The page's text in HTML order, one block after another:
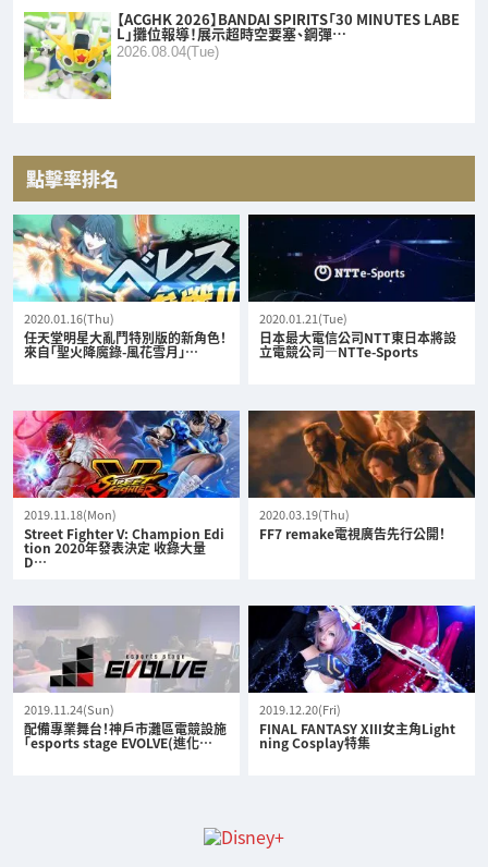
【ACGHK 2026】BANDAI SPIRITS「30 MINUTES LABE
L」攤位報導！展示超時空要塞、鋼彈…
2026.08.04(Tue)
點擊率排名
2020.01.16(Thu)
任天堂明星大亂鬥特別版的新角色！
來自「聖火降魔錄-風花雪月」…
2020.01.21(Tue)
日本最大電信公司NTT東日本將設
立電競公司—NTTe-Sports
2019.11.18(Mon)
Street Fighter V: Champion Edi
tion 2020年發表決定 收錄大量
D…
2020.03.19(Thu)
FF7 remake電視廣告先行公開！
2019.11.24(Sun)
配備專業舞台！神戶市灘區電競設施
「esports stage EVOLVE(進化…
2019.12.20(Fri)
FINAL FANTASY XIII女主角Light
ning Cosplay特集